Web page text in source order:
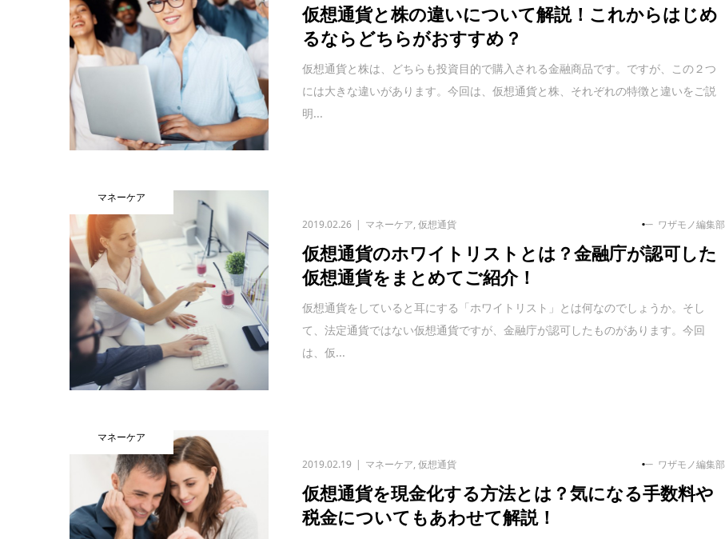
仮想通貨と株の違いについて解説！これからはじめ
るならどちらがおすすめ？
仮想通貨と株は、どちらも投資目的で購入される金融商品です。ですが、この２つ
には大きな違いがあります。今回は、仮想通貨と株、それぞれの特徴と違いをご説
明...
マネーケア
2019.02.26 マネーケア,仮想通貨 ワザモノ編集部
仮想通貨のホワイトリストとは？金融庁が認可した
仮想通貨をまとめてご紹介！
仮想通貨をしていると耳にする「ホワイトリスト」とは何なのでしょうか。そし
て、法定通貨ではない仮想通貨ですが、金融庁が認可したものがあります。今回
は、仮...
マネーケア
2019.02.19 マネーケア,仮想通貨 ワザモノ編集部
仮想通貨を現金化する方法とは？気になる手数料や
税金についてもあわせて解説！